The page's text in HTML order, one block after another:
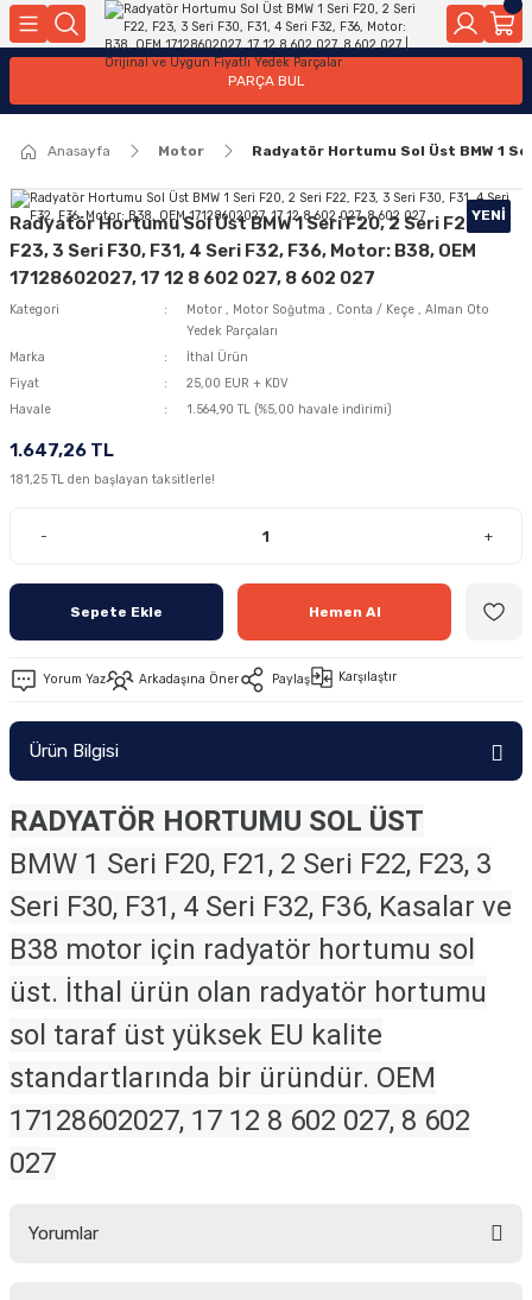
Geri Dön
Geri Dön
Geri Dön
Yakıt Pompası, Yakıt Hatları
Motor Elektrik
Ateşleme Buji Bobin Buji Kablosu
Alternatör Marş Motoru
Geri Dön
Geri Dön
Geri Dön
Kollar
Geri Dön
Geri Dön
Ön Arka
Geri Dön
PARÇA BUL
Anasayfa Motor Radyatör Hortumu Sol Üst BMW 1
YENI
Radyatör Hortumu Sol Üst BMW 1 Seri F20, 2 Seri F22,
F23, 3 Seri F30, F31, 4 Seri F32, F36, Motor: B38, OEM
17128602027, 17 12 8 602 027, 8 602 027
Kategori Motor , Motor Soğutma , Conta / Keçe , Alman Oto
Yedek Parçaları
Marka
İthal Ürün
Fiyat
25,00 EUR + KDV
Havale
1.564,90 TL (%5,00 havale indirimi)
1.647,26 TL
181,25 TL den başlayan taksitlerle!
- +
Sepete Ekle Hemen Al
Yorum Yaz Arkadaşına Öner Paylaş Karşılaştır
Ürün Bilgisi
RADYATÖR HORTUMU SOL ÜST
BMW 1 Seri F20, F21, 2 Seri F22, F23, 3
Seri F30, F31, 4 Seri F32, F36, Kasalar ve
B38 motor için radyatör hortumu sol
üst. İthal ürün olan radyatör hortumu
sol taraf üst yüksek EU kalite
standartlarında bir üründür. OEM
17128602027, 17 12 8 602 027, 8 602
027
Yorumlar